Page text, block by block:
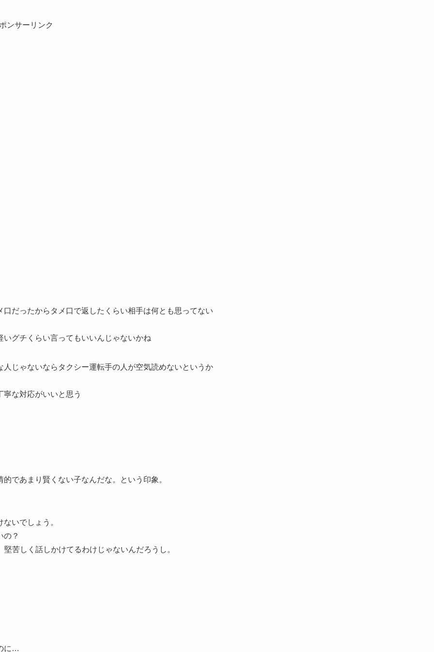
ンサーリンク
だったからタメ口で返したくらい相手は何とも思ってない
グチくらい言ってもいいんじゃないかね
じゃないならタクシー運転手の人が空気読めないというか
な対応がいいと思う
であまり賢くない子なんだな。という印象。
いでしょう。
の？
苦しく話しかけてるわけじゃないんだろうし。
に…